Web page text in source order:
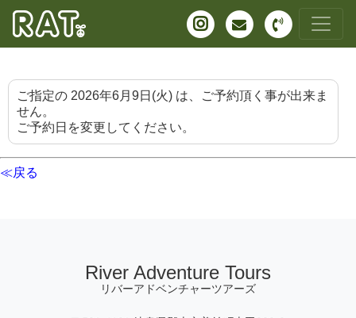
ご指定の 2026年6月9日(火) は、ご予約頂く事が出来ま
せん。
ご予約日を変更してください。
≪戻る
River Adventure Tours
リバーアドベンチャーツアーズ